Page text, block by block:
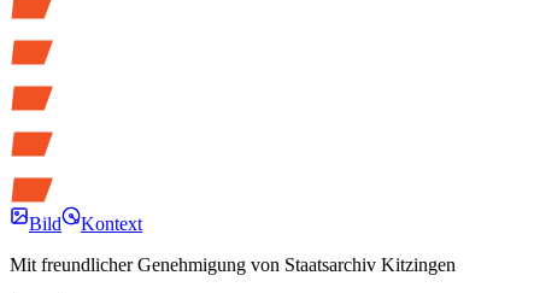
Bild
Kontext
Mit freundlicher Genehmigung von Staatsarchiv Kitzingen